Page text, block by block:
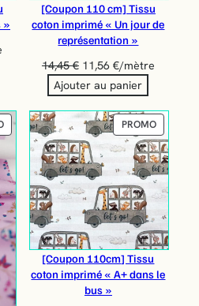
»
[Coupon 110 cm] Tissu
coton imprimé « Un jour de
représentation »
14,45€ 11,56 €/mètre
Ajouter au panier
PRODUIT
EN
PROMOTION
PROMOPRODUIT
EN
[Coupon 110cm] Tissu
coton imprimé « A+ dans le
bus »